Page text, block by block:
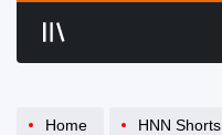
Home HNN Shorts